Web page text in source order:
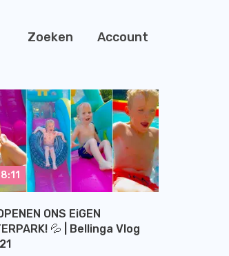
Zoeken Account
ONS EiGEN
💦 | Bellinga Vlog